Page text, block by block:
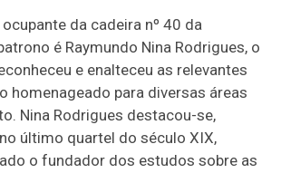
da cadeira nº 40 da
é Raymundo Nina Rodrigues, o
e enalteceu as relevantes
homenageado para diversas áreas
Nina Rodrigues destacou-se,
último quartel do século XIX,
o fundador dos estudos sobre as